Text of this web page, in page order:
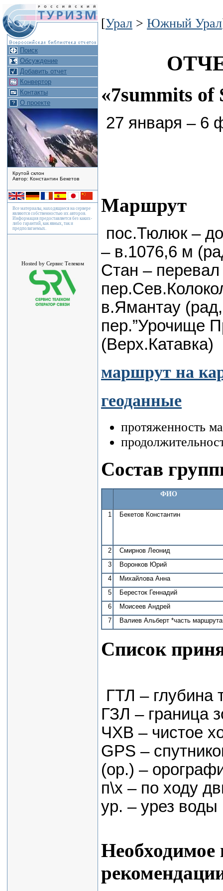
Поиск
Обсуждение
Добавить отчет
Конвертор
Контакты
О проекте
Крутой склон
Автор: Константин Бекетов
Все материалы, находящиеся на сервере
являются собственностью их авторов.
Информация предоставляется без каких-
либо гарантий, как явных, так и
предполагаемых.
Hosted by Сервис Телеком
[Урал > Южный Урал
«7summits of
27 января – 6
Маршрут
пос.Тюлюк –
– в.1076,6 м
Стан –
в.Ямантау
пер.”Урочище
(Верх.Катавка)
маршрут на
геоданные
протяженность
Состав
ФИО
1 Бекетов Константин
2
Смирнов Леонид
3
Воронков Юрий
4
Михайлова Анна
5
Бересток Геннадий
6
Моисеев Андрей
7
Валиев Альберт *часть маршрута
Список
ГТЛ – глубина
ГЗЛ – граница
ЧХВ – чистое
GPS –
(ор.) –
п\х – по ходу
ур. – урез
Необходимое